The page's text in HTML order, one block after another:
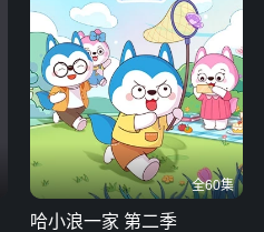
全60集
哈小浪一家 第二季